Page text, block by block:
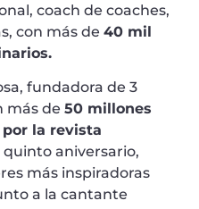
coach de coaches,
con más de 40 mil
fundadora de 3
más de 50 millones
la revista
quinto aniversario,
más inspiradoras
a la cantante